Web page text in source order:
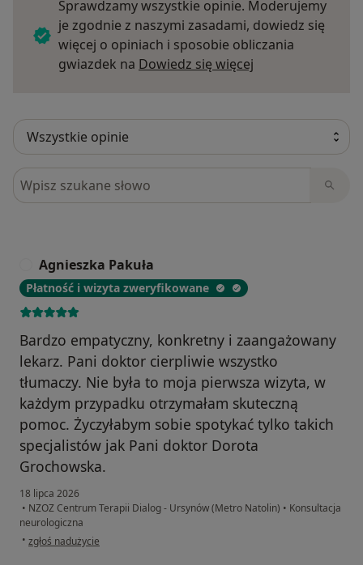
Sprawdzamy wszystkie opinie. Moderujemy
je zgodnie z naszymi zasadami, dowiedz się
więcej o opiniach i sposobie obliczania
gwiazdek na Dowiedz się więcej
Szukaj w opiniach
Agnieszka Pakuła
Płatność i wizyta zweryfikowane
Bardzo empatyczny, konkretny i zaangażowany
lekarz. Pani doktor cierpliwie wszystko
tłumaczy. Nie była to moja pierwsza wizyta, w
każdym przypadku otrzymałam skuteczną
pomoc. Życzyłabym sobie spotykać tylko takich
specjalistów jak Pani doktor Dorota
Grochowska.
18 lipca 2026
• NZOZ Centrum Terapii Dialog - Ursynów (Metro Natolin) • Konsultacja
neurologiczna
• w opinii użytkownika Agnieszka Pakuła
zgłoś nadużycie